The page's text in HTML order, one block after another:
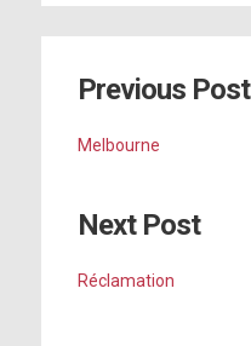
Previous Post
Melbourne
Next Post
Réclamation